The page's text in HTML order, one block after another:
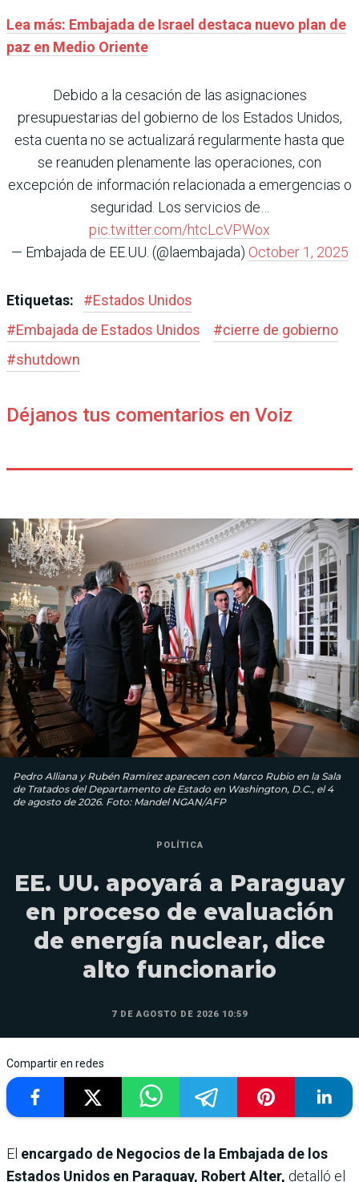
Lea más: Embajada de Israel destaca nuevo plan de
paz en Medio Oriente
Debido a la cesación de las asignaciones
presupuestarias del gobierno de los Estados Unidos,
esta cuenta no se actualizará regularmente hasta que
se reanuden plenamente las operaciones, con
excepción de información relacionada a emergencias o
seguridad. Los servicios de…
pic.twitter.com/htcLcVPWox
— Embajada de EE.UU. (@laembajada) October 1, 2025
Etiquetas: #Estados Unidos
#Embajada de Estados Unidos #cierre de gobierno
#shutdown
Déjanos tus comentarios en Voiz
Pedro Alliana y Rubén Ramírez aparecen con Marco Rubio en la Sala
de Tratados del Departamento de Estado en Washington, D.C., el 4
de agosto de 2026. Foto: Mandel NGAN/AFP
POLÍTICA
EE. UU. apoyará a Paraguay
en proceso de evaluación
de energía nuclear, dice
alto funcionario
7 DE AGOSTO DE 2026 10:59
Compartir en redes
El encargado de Negocios de la Embajada de los
Estados Unidos en Paraguay, Robert Alter, detalló el